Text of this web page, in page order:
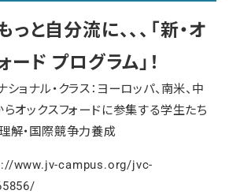
っと自分流に、、、「新・オ
ード プログラム」！
ョナル・クラス：ヨーロッパ、南米、中
らオックスフォードに参集する学生たち
解・国際競争力養成
www.jv-campus.org/jvc-